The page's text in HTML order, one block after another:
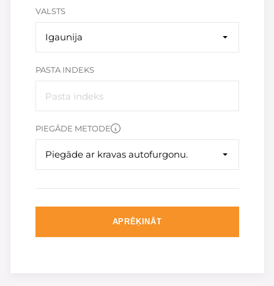
VALSTS
Igaunija
PASTA INDEKS
PIEGĀDE METODE
Piegāde ar kravas autofurgonu.
APRĒĶINĀT